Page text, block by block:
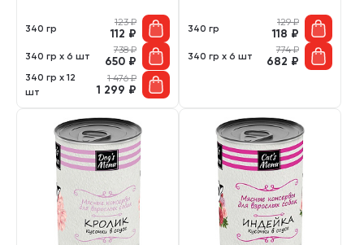
340 гр
123₽
112 ₽
340 гр х 6 шт
738₽
650 ₽
340 гр х 12
шт
1 476₽
1 299 ₽
340 гр
129₽
118 ₽
340 гр х 6 шт
774₽
682 ₽